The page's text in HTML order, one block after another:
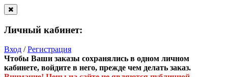
Личный кабинет:
Вход /Регистрация
Чтобы Ваши заказы сохранялись в одном личном
кабинете, войдите в него, прежде чем делать заказ.